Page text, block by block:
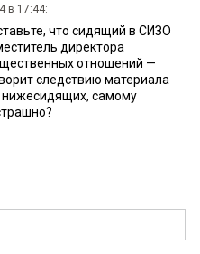
в 17:44:
что сидящий в СИЗО
директора
отношений —
следствию материала
самому